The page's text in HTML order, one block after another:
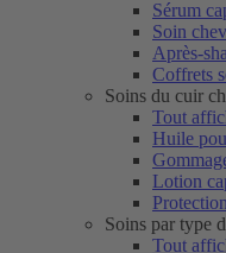
Sérum
Soin
Après-
Coffrets
Soins du cuir
Tout
Huile
Lotion
Soins par type
Tout